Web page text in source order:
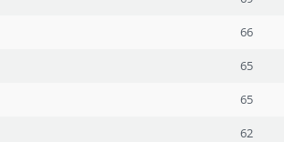
66
65
65
62